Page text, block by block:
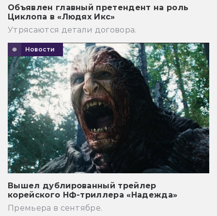
Объявлен главный претендент на роль
Циклопа в «Людях Икс»
Утрясаются детали договора.
Новости
Вышел дублированный трейлер
корейского НФ-триллера «Надежда»
Премьера в сентябре.